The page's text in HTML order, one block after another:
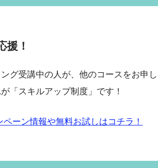
援！
グ受講中の人が、他のコースをお申し
「スキルアップ制度」です！
ーン情報や無料お試しはコチラ！